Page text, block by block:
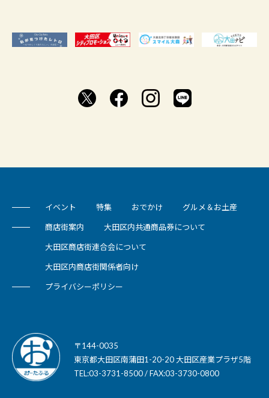
イベント 特集 おでかけ グルメ＆お土産
商店街案内 大田区内共通商品券について
大田区商店街連合会について
大田区内商店街関係者向け
プライバシーポリシー
〒144-0035
東京都大田区南蒲田1-20-20 大田区産業プラザ5階
TEL:03-3731-8500 / FAX:03-3730-0800